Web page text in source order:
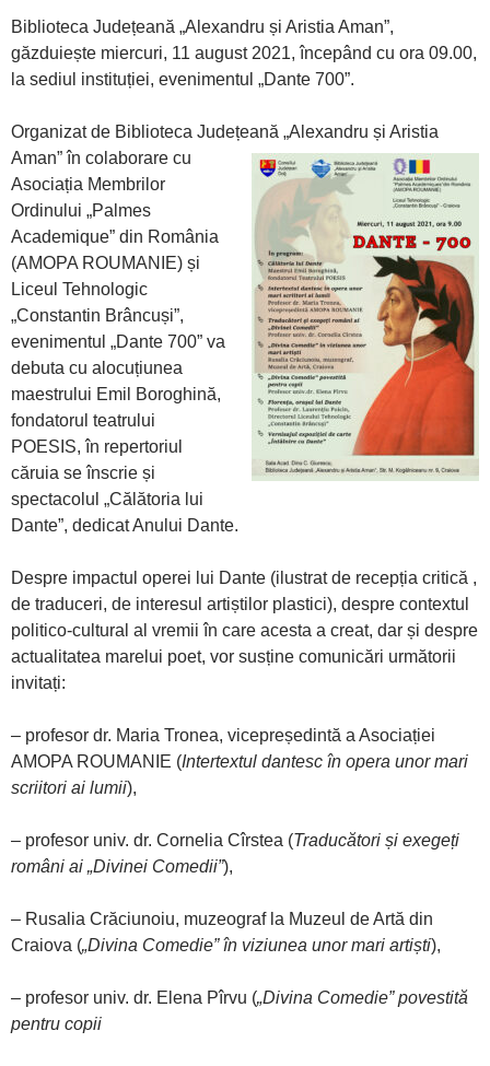
Biblioteca Județeană „Alexandru și Aristia Aman”,
găzduiește miercuri, 11 august 2021, începând cu ora 09.00,
la sediul instituției, evenimentul „Dante 700”.
Organizat de Biblioteca Județeană „Alexandru și Aristia
Aman” în colaborare cu
Asociația Membrilor
Ordinului „Palmes
Academique” din România
(AMOPA ROUMANIE) și
Liceul Tehnologic
„Constantin Brâncuși”,
evenimentul „Dante 700” va
debuta cu alocuțiunea
maestrului Emil Boroghină,
fondatorul teatrului
POESIS, în repertoriul
căruia se înscrie și
spectacolul „Călătoria lui
Dante”, dedicat Anului Dante.
Despre impactul operei lui Dante (ilustrat de recepția critică ,
de traduceri, de interesul artiștilor plastici), despre contextul
politico-cultural al vremii în care acesta a creat, dar și despre
actualitatea marelui poet, vor susține comunicări următorii
invitați:
– profesor dr. Maria Tronea, vicepreședintă a Asociației
AMOPA ROUMANIE (Intertextul dantesc în opera unor mari
scriitori ai lumii),
– profesor univ. dr. Cornelia Cîrstea (Traducători și exegeți
români ai „Divinei Comedii”),
– Rusalia Crăciunoiu, muzeograf la Muzeul de Artă din
Craiova („Divina Comedie” în viziunea unor mari artiști),
– profesor univ. dr. Elena Pîrvu („Divina Comedie” povestită
pentru copii